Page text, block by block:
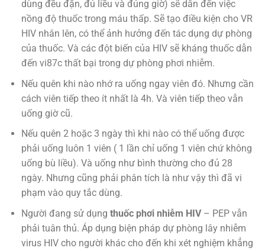
dùng đều đặn, đủ liều và đúng giờ) sẽ dẫn đến việc
nồng độ thuốc trong máu thấp. Sẽ tạo điều kiện cho VR
HIV nhân lên, có thể ảnh hưởng đến tác dụng dự phòng
của thuốc. Và các đột biến của HIV sẽ kháng thuốc dẫn
đến vi87c thất bại trong dự phòng phơi nhiễm.
Nếu quên khi nào nhớ ra uống ngay viên đó. Nhưng cần
cách viên tiếp theo ít nhất là 4h. Và viên tiếp theo vẫn
uống giờ cũ.
Nếu quên 2 hoặc 3 ngày thì khi nào có thể uống được
phải uống luôn 1 viên ( 1 lần chỉ uống 1 viên chứ không
uống bù liều). Và uống như bình thường cho đủ 28
ngày. Nhưng cũng phải phân tích là như vậy thì đã vi
phạm vào quy tắc dùng.
Người đang sử dụng thuốc phơi nhiễm HIV– PEP vẫn
phải tuân thủ. Áp dụng biện pháp dự phòng lây nhiễm
virus HIV cho người khác cho đến khi xét nghiệm khẳng